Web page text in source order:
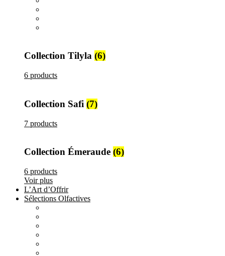
Collection Tilyla (6)
6 products
Collection Safi (7)
7 products
Collection Émeraude (6)
6 products
Voir plus
L’Art d’Offrir
Sélections Olfactives